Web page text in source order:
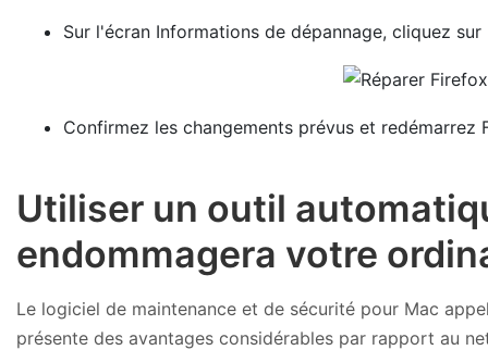
Sur l'écran Informations de dépannage, cliquez
Confirmez les changements prévus et redémarrez
Utiliser un outil
endommagera votre
Le logiciel de maintenance et de sécurité pour Mac
présente des avantages considérables par rapport au